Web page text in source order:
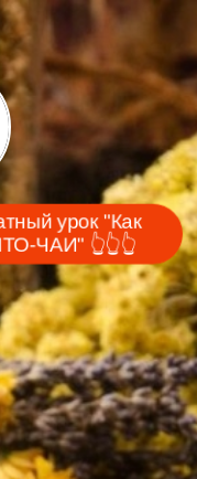
урок "Как
ЧАИ" 👆👆👆